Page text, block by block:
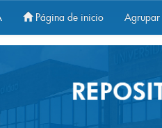
Página de inicio Agrupar